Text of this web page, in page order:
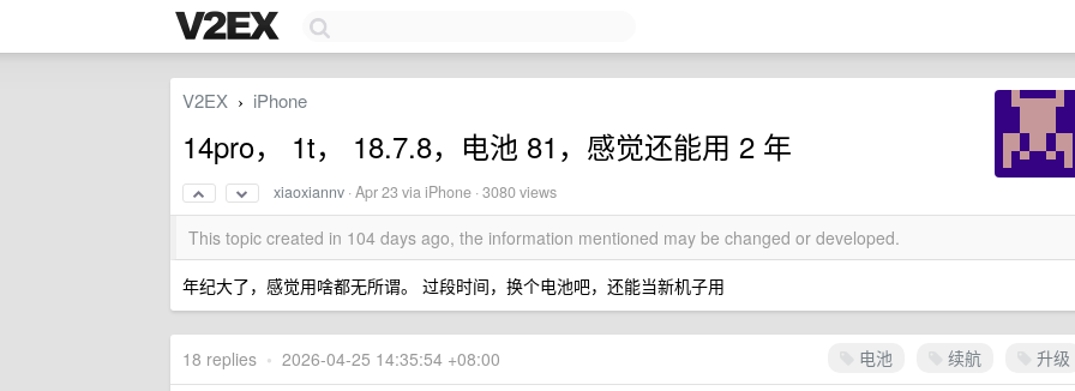
V2EX › iPhone
14pro， 1t， 18.7.8，电池 81，感觉还能用 2 年
xiaoxiannv ·Apr 23 via iPhone · 3080 views
This topic created in 104 days ago, the information mentioned may be changed or developed.
年纪大了，感觉用啥都无所谓。 过段时间，换个电池吧，还能当新机子用
电池 续航 升级
18 replies • 2026-04-25 14:35:54 +08:00